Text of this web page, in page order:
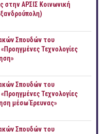
στην ΑΡΣΙΣ Κοινωνική
Σπουδών του
Τεχνολογίες
Σπουδών του
Τεχνολογίες
μέσω Έρευνας»
Σπουδών του